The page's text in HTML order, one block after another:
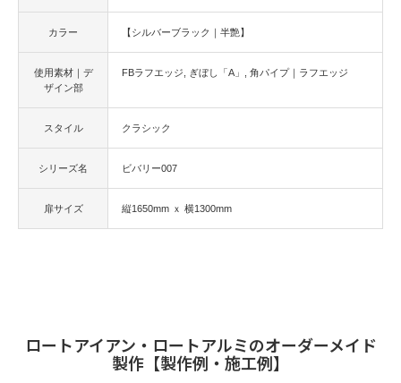
カラー 【シルバーブラック｜半艶】
使用素材｜デ
ザイン部
FBラフエッジ ぎぼし「A」 角パイプ｜ラフエッジ
スタイル クラシック
シリーズ名 ビバリー007
扉サイズ 縦1650mm ｘ 横1300mm
ロートアイアン・ロートアルミのオーダーメイド
製作【製作例・施工例】